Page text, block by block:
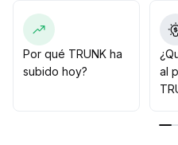
señales sincronizadas, se
progresivamente la
Esta estrategia ayuda a
rupturas y mejora la
Por qué TRUNK ha
subido hoy?
al